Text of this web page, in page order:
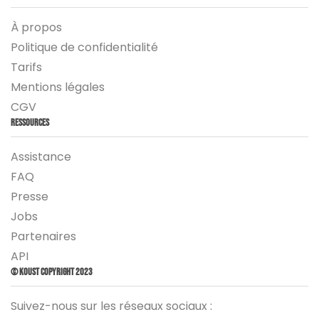
À propos
Politique de confidentialité
Tarifs
Mentions légales
CGV
Ressources
Assistance
FAQ
Presse
Jobs
Partenaires
API
© Koust Copyright 2023
Suivez-nous sur les réseaux sociaux :